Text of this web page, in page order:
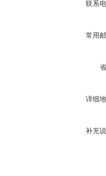
联系
常用
详细
补充